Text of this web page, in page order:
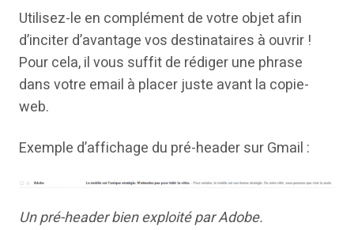
Utilisez-le en complément de votre objet afin
d’inciter d’avantage vos destinataires à ouvrir !
Pour cela, il vous suffit de rédiger une phrase
dans votre email à placer juste avant la copie-
web.
Exemple d’affichage du pré-header sur Gmail :
Un pré-header bien exploité par Adobe.